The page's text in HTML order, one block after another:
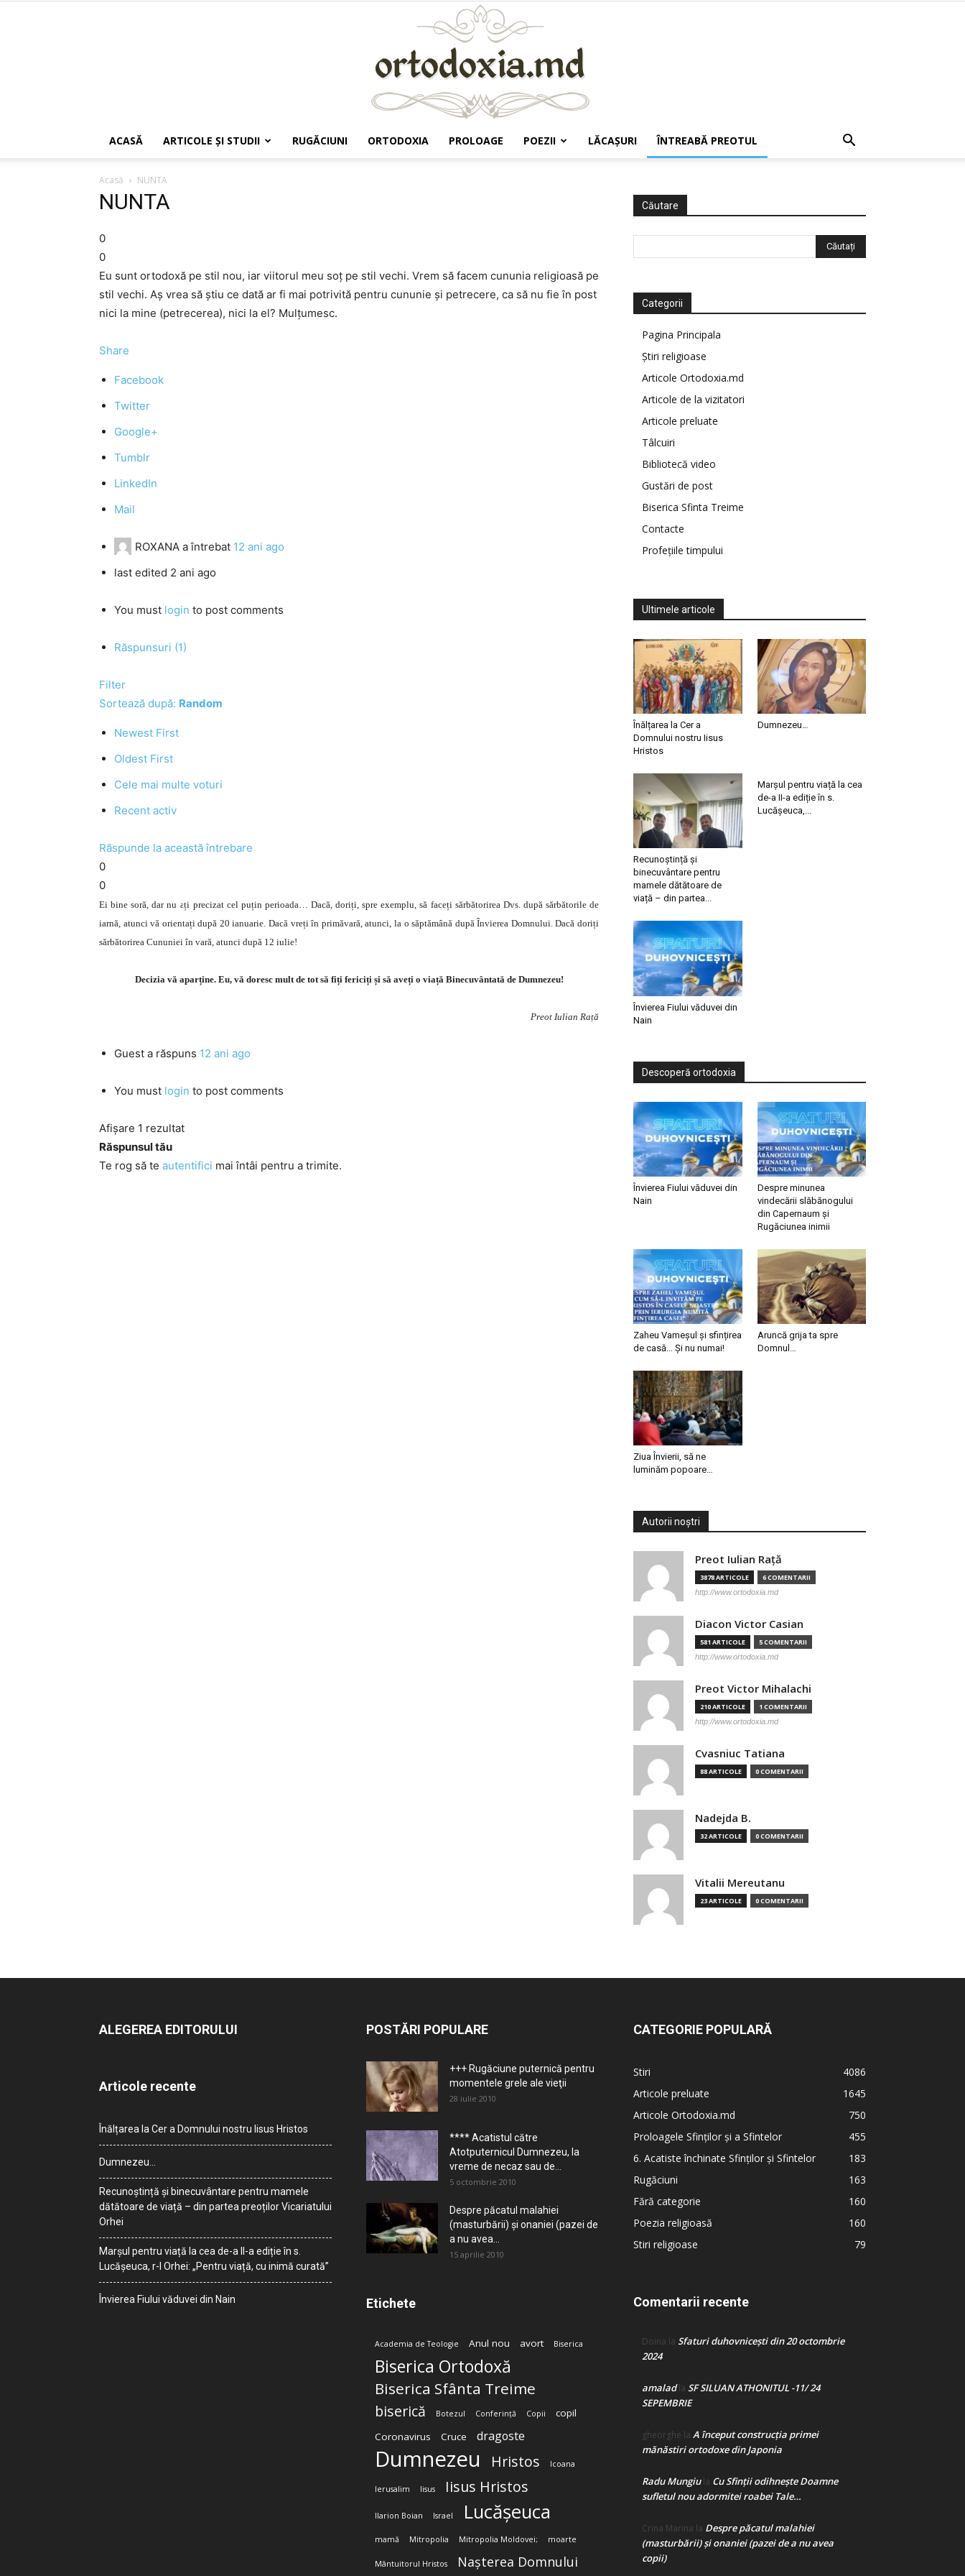
ACASĂ ARTICOLE ŞI STUDII RUGĂCIUNI ORTODOXIA PROLOAGE POEZII LĂCAŞURI ÎNTREABĂ PREOTUL
Acasă NUNTA
NUNTA
0
0
Eu sunt ortodoxă pe stil nou, iar viitorul meu soț pe stil vechi. Vrem să facem cununia religioasă pe
stil vechi. Aș vrea să știu ce dată ar fi mai potrivită pentru cununie și petrecere, ca să nu fie în post
nici la mine (petrecerea), nici la el? Mulțumesc.
Share
Facebook
Twitter
Google+
Tumblr
LinkedIn
Mail
ROXANA a întrebat 12 ani ago
last edited 2 ani ago
You must login to post comments
Răspunsuri (1)
Filter
Sortează după: Random
Newest First
Oldest First
Cele mai multe voturi
Recent activ
Răspunde la această întrebare
0
0
Ei bine soră, dar nu ați precizat cel puțin perioada… Dacă, doriți, spre exemplu, să faceți sărbătorirea Dvs. după sărbătorile de
iarnă, atunci vă orientați după 20 ianuarie. Dacă vreți în primăvară, atunci, la o săptămână după Învierea Domnului. Dacă doriți
sărbătorirea Cununiei în vară, atunci după 12 iulie!
Decizia vă aparține. Eu, vă doresc mult de tot să fiți fericiți și să aveți o viață Binecuvântată de Dumnezeu!
Preot Iulian Rață
Guest a răspuns 12 ani ago
You must login to post comments
Afișare 1 rezultat
Răspunsul tău
Te rog să te autentifici mai întâi pentru a trimite.
Căutare
Categorii
Pagina Principala
Știri religioase
Articole Ortodoxia.md
Articole de la vizitatori
Articole preluate
Tâlcuiri
Bibliotecă video
Gustări de post
Biserica Sfinta Treime
Contacte
Profețiile timpului
Ultimele articole
Înălțarea la Cer a
Domnului nostru Iisus
Hristos
Dumnezeu…
Recunoștință și
binecuvântare pentru
mamele dătătoare de
viață – din partea...
Marșul pentru viață la cea
de-a II-a ediție în s.
Lucășeuca,...
Învierea Fiului văduvei din
Nain
Descoperă ortodoxia
Învierea Fiului văduvei din
Nain
Despre minunea
vindecării slăbănogului
din Capernaum și
Rugăciunea inimii
Zaheu Vameșul și sfințirea
de casă… Și nu numai!
Aruncă grija ta spre
Domnul…
Ziua Învierii, să ne
luminăm popoare…
Autorii noștri
Preot Iulian Raţă
3878 ARTICOLE 6 COMENTARII
http://www.ortodoxia.md
Diacon Victor Casian
581 ARTICOLE 5 COMENTARII
http://www.ortodoxia.md
Preot Victor Mihalachi
210 ARTICOLE 1 COMENTARII
http://www.ortodoxia.md
Cvasniuc Tatiana
88 ARTICOLE 0 COMENTARII
Nadejda B.
32 ARTICOLE 0 COMENTARII
Vitalii Mereutanu
23 ARTICOLE 0 COMENTARII
ALEGEREA EDITORULUI
Articole recente
Înălțarea la Cer a Domnului nostru Iisus Hristos
Dumnezeu…
Recunoștință și binecuvântare pentru mamele
dătătoare de viață – din partea preoților Vicariatului
Orhei
Marșul pentru viață la cea de-a II-a ediție în s.
Lucășeuca, r-l Orhei: „Pentru viață, cu inimă curată”
Învierea Fiului văduvei din Nain
POSTĂRI POPULARE
+++ Rugăciune puternică pentru
momentele grele ale vieţii
28 iulie 2010
**** Acatistul către
Atotputernicul Dumnezeu, la
vreme de necaz sau de...
5 octombrie 2010
Despre păcatul malahiei
(masturbării) şi onaniei (pazei de
a nu avea...
15 aprilie 2010
Etichete
Academia de Teologie Anul nou avort Biserica
Biserica Ortodoxă
Biserica Sfânta Treime
biserică Botezul Conferință Copii
copil
Coronavirus
Cruce dragoste
Dumnezeu Hristos Icoana
Ierusalim Iisus Iisus Hristos
Ilarion Boian Israel Lucășeuca
mamă Mitropolia Mitropolia Moldovei; moarte
Mântuitorul Hristos Nașterea Domnului
CATEGORIE POPULARĂ
Stiri
4086
Articole preluate
1645
Articole Ortodoxia.md
750
Proloagele Sfinților și a Sfintelor
455
6. Acatiste închinate Sfinților și Sfintelor
183
Rugăciuni
163
Fără categorie
160
Poezia religioasă
160
Stiri religioase
79
Comentarii recente
Doina la Sfaturi duhovnicești din 20 octombrie
2024
amaladla SF SILUAN ATHONITUL -11/ 24
SEPEMBRIE
gheorghe la A început construcţia primei
mănăstiri ortodoxe din Japonia
Radu Mungiula Cu Sfinții odihnește Doamne
sufletul nou adormitei roabei Tale…
Crina Marina la Despre păcatul malahiei
(masturbării) şi onaniei (pazei de a nu avea
copii)